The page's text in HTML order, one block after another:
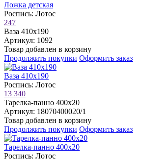
Ложка детская
Роспись: Лотос
247
Ваза 410х190
Артикул: 1092
Товар добавлен в корзину
Продолжить покупки Оформить заказ
Ваза 410х190
Роспись: Лотос
13 340
Тарелка-панно 400х20
Артикул: 18070400020/1
Товар добавлен в корзину
Продолжить покупки Оформить заказ
Тарелка-панно 400х20
Роспись: Лотос